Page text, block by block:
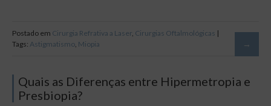
Postado em Cirurgia Refrativa a Laser, Cirurgias Oftalmológicas |
Tags: Astigmatismo, Miopia
Quais as Diferenças entre Hipermetropia e
Presbiopia?